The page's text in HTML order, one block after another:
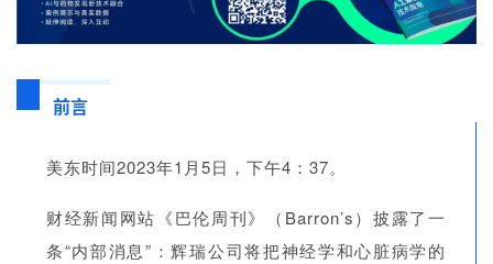
前言
美东时间2023年1月5日，下午4：37。
财经新闻网站《巴伦周刊》（Barron’s）披露了一
条“内部消息”：辉瑞公司将把神经学和心脏病学的